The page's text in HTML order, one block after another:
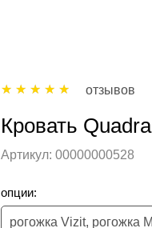
отзывов
Кровать Quadra
Артикул: 00000000528
опции: